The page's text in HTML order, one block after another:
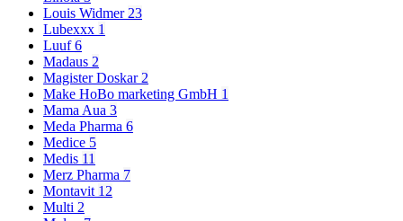
Louis Widmer 23
Lubexxx 1
Luuf6
Madaus 2
Magister Doskar 2
Make HoBo marketing GmbH 1
Mama Aua 3
Meda Pharma 6
Medice 5
Medis 11
Merz Pharma 7
Montavit 12
Multi 2